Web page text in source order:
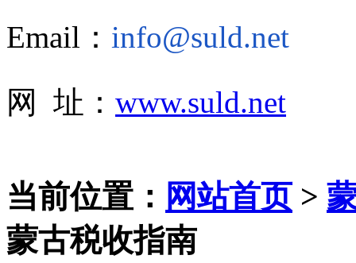
Email： info@suld.net
网 址： www.suld.net
当前位置： 网站首页>
蒙古税收指南